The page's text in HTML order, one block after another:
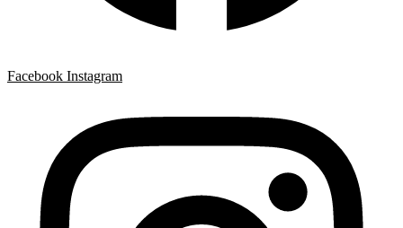
Facebook Instagram